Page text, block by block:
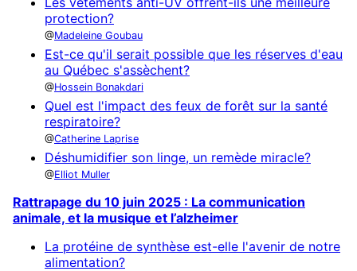
protection?
Madeleine Goubau
Est-ce qu'il serait possible que les réserves d'eau
au Québec s'assèchent?
Hossein Bonakdari
Quel est l'impact des feux de forêt sur la santé
respiratoire?
Catherine Laprise
Déshumidifier son linge, un remède miracle?
Elliot Muller
Rattrapage du 10 juin 2025 : La communication
animale, et la musique et l’alzheimer
La protéine de synthèse est-elle l'avenir de notre
alimentation?